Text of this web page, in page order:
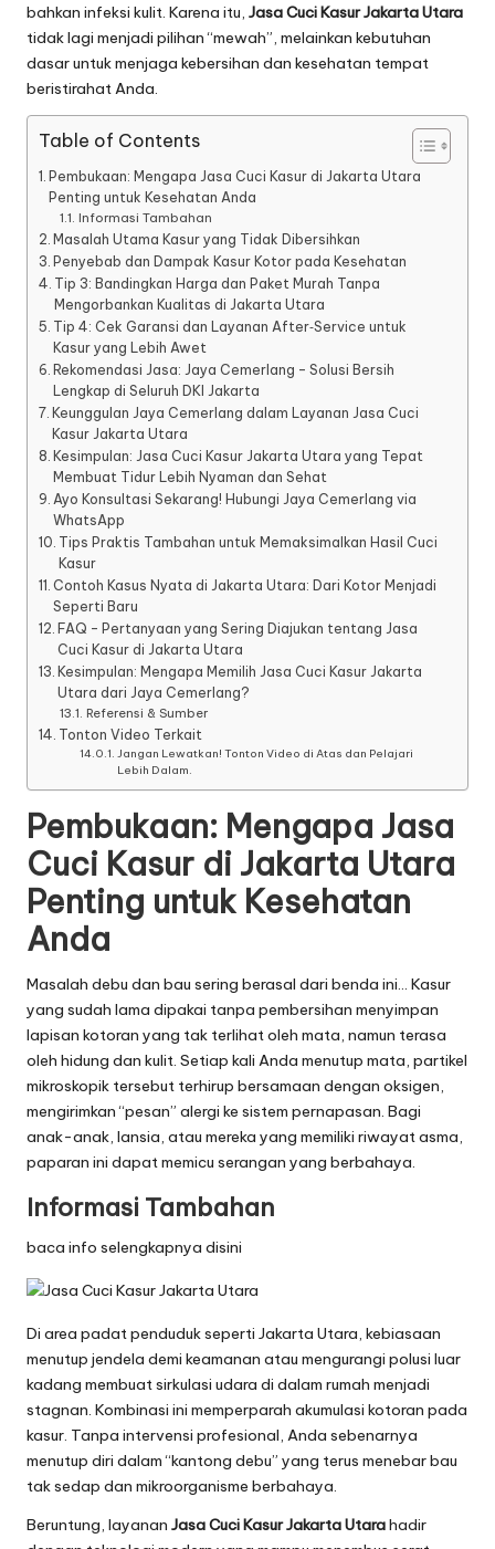
bahkan infeksi kulit. Karena itu, Jasa Cuci Kasur Jakarta Utara
tidak lagi menjadi pilihan “mewah”, melainkan kebutuhan
dasar untuk menjaga kebersihan dan kesehatan tempat
beristirahat Anda.
Table of Contents
Pembukaan: Mengapa Jasa Cuci Kasur di Jakarta Utara
Penting untuk Kesehatan Anda
Informasi Tambahan
Masalah Utama Kasur yang Tidak Dibersihkan
Penyebab dan Dampak Kasur Kotor pada Kesehatan
Tip 3: Bandingkan Harga dan Paket Murah Tanpa
Mengorbankan Kualitas di Jakarta Utara
Tip 4: Cek Garansi dan Layanan After‑Service untuk
Kasur yang Lebih Awet
Rekomendasi Jasa: Jaya Cemerlang – Solusi Bersih
Lengkap di Seluruh DKI Jakarta
Keunggulan Jaya Cemerlang dalam Layanan Jasa Cuci
Kasur Jakarta Utara
Kesimpulan: Jasa Cuci Kasur Jakarta Utara yang Tepat
Membuat Tidur Lebih Nyaman dan Sehat
Ayo Konsultasi Sekarang! Hubungi Jaya Cemerlang via
WhatsApp
Tips Praktis Tambahan untuk Memaksimalkan Hasil Cuci
Kasur
Contoh Kasus Nyata di Jakarta Utara: Dari Kotor Menjadi
Seperti Baru
FAQ – Pertanyaan yang Sering Diajukan tentang Jasa
Cuci Kasur di Jakarta Utara
Kesimpulan: Mengapa Memilih Jasa Cuci Kasur Jakarta
Utara dari Jaya Cemerlang?
Referensi & Sumber
Tonton Video Terkait
Jangan Lewatkan! Tonton Video di Atas dan Pelajari
Lebih Dalam.
Pembukaan: Mengapa Jasa
Cuci Kasur di Jakarta Utara
Penting untuk Kesehatan
Anda
Masalah debu dan bau sering berasal dari benda ini… Kasur
yang sudah lama dipakai tanpa pembersihan menyimpan
lapisan kotoran yang tak terlihat oleh mata, namun terasa
oleh hidung dan kulit. Setiap kali Anda menutup mata, partikel
mikroskopik tersebut terhirup bersamaan dengan oksigen,
mengirimkan “pesan” alergi ke sistem pernapasan. Bagi
anak-anak, lansia, atau mereka yang memiliki riwayat asma,
paparan ini dapat memicu serangan yang berbahaya.
Informasi Tambahan
baca info selengkapnya disini
Di area padat penduduk seperti Jakarta Utara, kebiasaan
menutup jendela demi keamanan atau mengurangi polusi luar
kadang membuat sirkulasi udara di dalam rumah menjadi
stagnan. Kombinasi ini memperparah akumulasi kotoran pada
kasur. Tanpa intervensi profesional, Anda sebenarnya
menutup diri dalam “kantong debu” yang terus menebar bau
tak sedap dan mikroorganisme berbahaya.
Beruntung, layanan Jasa Cuci Kasur Jakarta Utarahadir